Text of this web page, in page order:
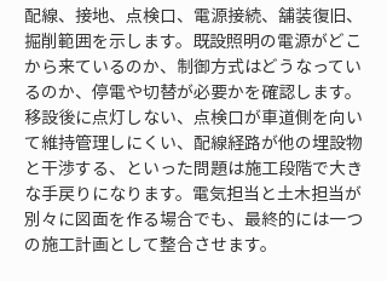
配線、接地、点検口、電源接続、舗装復旧、
掘削範囲を示します。既設照明の電源がどこ
から来ているのか、制御方式はどうなってい
るのか、停電や切替が必要かを確認します。
移設後に点灯しない、点検口が車道側を向い
て維持管理しにくい、配線経路が他の埋設物
と干渉する、といった問題は施工段階で大き
な手戻りになります。電気担当と土木担当が
別々に図面を作る場合でも、最終的には一つ
の施工計画として整合させます。